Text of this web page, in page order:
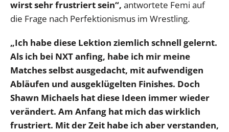
wirst sehr frustriert sein“, antwortete Femi auf
die Frage nach Perfektionismus im Wrestling.
„Ich habe diese Lektion ziemlich schnell gelernt.
Als ich bei NXT anfing, habe ich mir meine
Matches selbst ausgedacht, mit aufwendigen
Abläufen und ausgeklügelten Finishes. Doch
Shawn Michaels hat diese Ideen immer wieder
verändert. Am Anfang hat mich das wirklich
frustriert. Mit der Zeit habe ich aber verstanden,